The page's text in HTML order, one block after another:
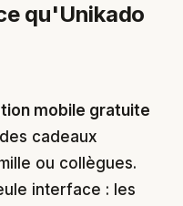
qu'Unikado
mobile gratuite
cadeaux
ou collègues.
interface : les